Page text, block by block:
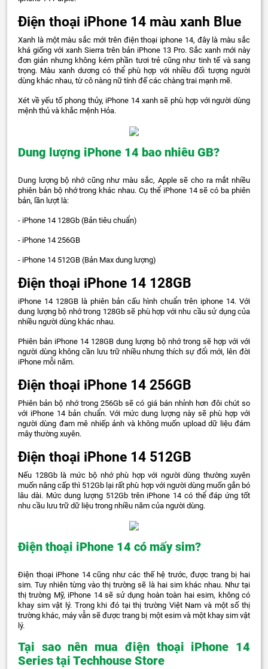
Điện thoại iPhone 14 màu xanh Blue
Xanh là một màu sắc mới trên điện thoại iphone 14, đây là màu sắc
khá giống với xanh Sierra trên bản iPhone 13 Pro. Sắc xanh mới này
đơn giản nhưng không kém phần tươi trẻ cũng như tinh tế và sang
trọng. Màu xanh dương có thể phù hợp với nhiều đối tượng người
dùng khác nhau, từ cô nàng nữ tính đế các chàng trai mạnh mẽ.
Xét về yếu tố phong thủy, iPhone 14 xanh sẽ phù hợp với người dùng
mệnh thủ và khắc mệnh Hỏa.
Dung lượng iPhone 14 bao nhiêu GB?
Dung lượng bộ nhớ cũng như màu sắc, Apple sẽ cho ra mắt nhiều
phiên bản bộ nhớ trong khác nhau. Cụ thể iPhone 14 sẽ có ba phiên
bản, lần lượt là:
- iPhone 14 128Gb (Bản tiêu chuẩn)
- iPhone 14 256GB
- iPhone 14 512GB (Bản Max dung lượng)
Điện thoại iPhone 14 128GB
iPhone 14 128GB là phiên bản cấu hình chuẩn trên iphone 14. Với
dung lượng bộ nhớ trong 128Gb sẽ phù hợp với nhu cầu sử dụng của
nhiều người dùng khác nhau.
Phiên bản iPhone 14 128GB dung lượng bộ nhớ trong sẽ hợp với với
người dùng không cần lưu trữ nhiều nhưng thích sự đổi mới, lên đời
iPhone mỗi năm.
Điện thoại iPhone 14 256GB
Phiên bản bộ nhớ trong 256Gb sẽ có giá bán nhỉnh hơn đôi chút so
với iPhone 14 bản chuẩn. Với mức dung lượng này sẽ phù hợp với
người dùng đam mê nhiếp ảnh và không muốn upload dữ liệu đám
mây thường xuyên.
Điện thoại iPhone 14 512GB
Nếu 128Gb là mức bộ nhớ phù hợp với người dùng thường xuyên
muốn nâng cấp thì 512Gb lại rất phù hợp với người dùng muốn gắn bó
lâu dài. Mức dung lượng 512Gb trên iPhone 14 có thể đáp ứng tốt
nhu cầu lưu trữ dữ liệu trong nhiều năm của người dùng.
Điện thoại iPhone 14 có mấy sim?
Điện thoại iPhone 14 cũng như các thế hệ trước, được trang bị hai
sim. Tuy nhiên từng vào thị trường sẽ là hai sim khác nhau. Như tại
thị trường Mỹ, iPhone 14 sẽ sử dụng hoàn toàn hai esim, không có
khay sim vật lý. Trong khi đó tại thị trường Việt Nam và một số thị
trường khác, máy vẫn sẽ được trang bị một esim và một khay sim vật
lý.
Tại sao nên mua điện thoại iPhone 14
Series tại Techhouse Store